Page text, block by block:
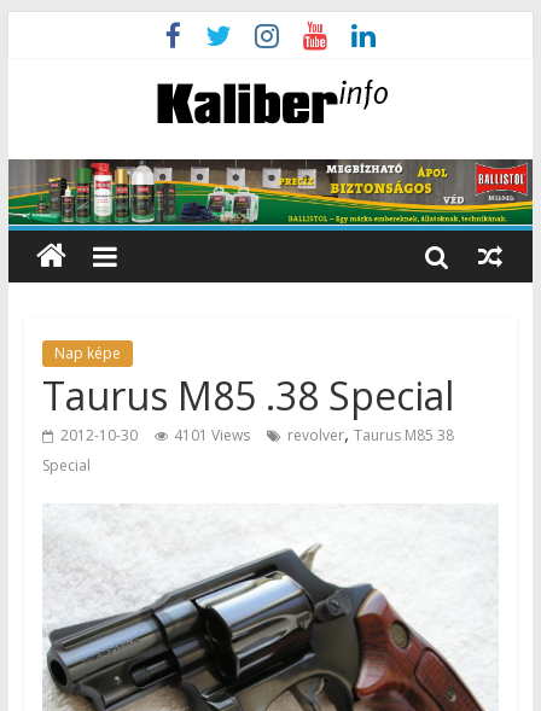
Nap képe
Taurus M85 .38 Special
2012-10-30 4101 Views revolver, Taurus M85 38
Special